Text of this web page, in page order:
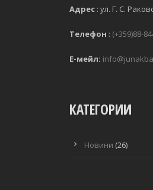
Адрес :
Телефон : (+359)88-
Е-мейл:
КАТЕГОРИИ
Новини (26)